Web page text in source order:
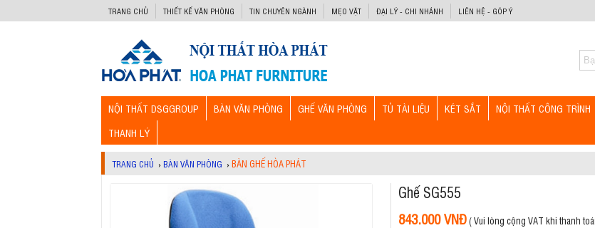
TRANG CHỦ THIẾT KẾ VĂN PHÒNG TIN CHUYÊN NGÀNH MẸO VẶT ĐẠI LÝ - CHI NHÁNH LIÊN HỆ - GÓP Ý
NỘI THẤT DSGGROUP BÀN VĂN PHÒNG GHẾ VĂN PHÒNG TỦ TÀI LIỆU KÉT SẮT NỘI THẤT CÔNG TRÌNH
THANH LÝ
TRANG CHỦ › BÀN VĂN PHÒNG ›BÀN GHẾ HÒA PHÁT
Ghế SG555
843.000 VNĐ( Vui lòng cộng VAT khi thanh